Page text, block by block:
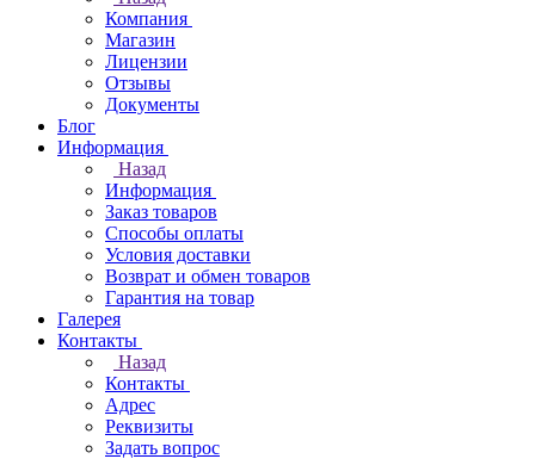
Компания
Магазин
Лицензии
Отзывы
Документы
Блог
Информация
Назад
Информация
Заказ товаров
Способы оплаты
Условия доставки
Возврат и обмен товаров
Гарантия на товар
Галерея
Контакты
Назад
Контакты
Адрес
Реквизиты
Задать вопрос